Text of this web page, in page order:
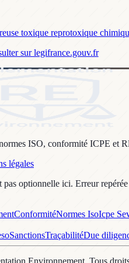
toxique reprotoxique
sur legifrance.gouv.fr
ISO, conformité ICPE et
légales
pas optionnelle ici. Erreur
ConformitéNormes IsoIcpe
SanctionsTraçabilitéDue
Environnement . Tous